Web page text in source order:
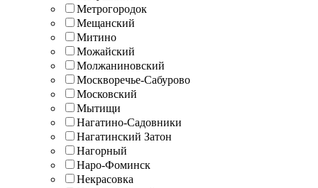
Метрогородок
Мещанский
Митино
Можайский
Молжаниновский
Москворечье-Сабурово
Московский
Мытищи
Нагатино-Садовники
Нагатинский Затон
Нагорный
Наро-Фоминск
Некрасовка